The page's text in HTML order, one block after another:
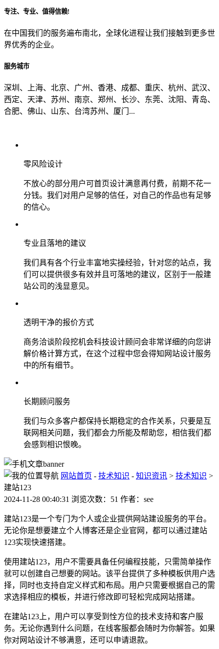
专注、专业、值得信赖!
在中国我们的服务遍布南北，全球化进程让我们接触到更多世
界优秀的企业。
服务城市
深圳、上海、北京、广州、香港、成都、重庆、杭州、武汉、
西定、天津、苏州、南京、郑州、长沙、东莞、沈阳、青岛、
合肥、佛山、山东、台湾苏州、厦门...
零风险设计
不放心的部分用户可首页设计满意再付费，前期不花一
分钱。我们对用户足够的信任，对自己的作品也有足够
的信心。
专业且落地的建议
我们具有各个行业丰富地实操经验，针对您的站点，我
们可以提供很多有效并且可落地的建议，区别于一般建
站公司的浅显意见。
透明干净的报价方式
商务洽谈阶段挖机会科技设计顾问会非常详细的向您讲
解价格计算方式，在这个过程中您会得知网站设计服务
中的所有细节。
长期顾问服务
我们与众多客户都保持长期稳定的合作关系，只要是互
联网相关问题，我们都会力所能及帮助您，相信我们都
会感到相识恨晚。
网站首页 - 技术知识 - 知识资讯 > 技术知识 >
建站123
2024-11-28 00:40:31 浏览次数：51 作者：see
建站123是一个专门为个人或企业提供网站建设服务的平台。
无论你是想要建立个人博客还是企业官网，都可以通过建站
123实现快速搭建。
使用建站123，用户不需要具备任何编程技能，只需简单操作
就可以创建自己想要的网站。该平台提供了多种模板供用户选
择，同时也支持自定义样式和布局。用户只需要根据自己的需
求选择相应的模板，并进行修改即可轻松完成网站搭建。
在建站123上，用户可以享受到恮方位的技术支持和客户服
务。无论你遇到什么问题，在线客服都会随时为你解答。如果
你对网站设计不够满意，还可以申请退款。